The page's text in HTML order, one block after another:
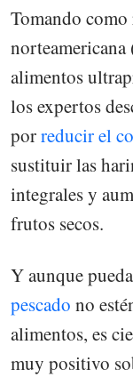
Tomando
alimentos
los expertos
porreducir el
sustituir las
integrales y
frutos secos.
Y aunque
pescado no
alimentos, es
muy positivo